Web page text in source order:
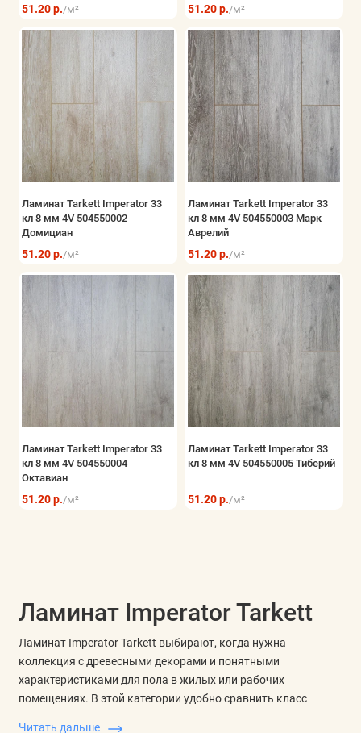
Показать все
51.20 р./м² 51.20 р./м²
Ламинат Tarkett Imperator 33
кл 8 мм 4V 504550002
Домициан
51.20 р./м²
Ламинат Tarkett Imperator 33
кл 8 мм 4V 504550003 Марк
Аврелий
51.20 р./м²
Ламинат Tarkett Imperator 33
кл 8 мм 4V 504550004
Октавиан
51.20 р./м²
Ламинат Tarkett Imperator 33
кл 8 мм 4V 504550005 Тиберий
51.20 р./м²
Ламинат Imperator Tarkett
Ламинат Imperator Tarkett выбирают, когда нужна
коллекция с древесными декорами и понятными
характеристиками для пола в жилых или рабочих
помещениях. В этой категории удобно сравнить класс
Читать дальше